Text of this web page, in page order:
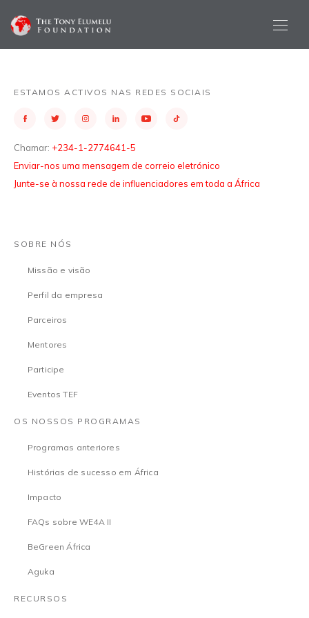
ESTAMOS ACTIVOS NAS REDES SOCIAIS
Chamar: +234-1-2774641-5
Enviar-nos uma mensagem de correio eletrónico
Junte-se à nossa rede de influenciadores em toda a África
SOBRE NÓS
Missão e visão
Perfil da empresa
Parceiros
Mentores
Participe
Eventos TEF
OS NOSSOS PROGRAMAS
Programas anteriores
Histórias de sucesso em África
Impacto
FAQs sobre WE4A II
BeGreen África
Aguka
RECURSOS